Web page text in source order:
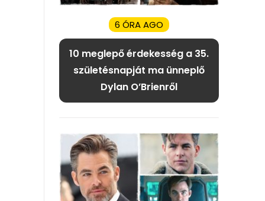
6 ÓRA AGO
10 meglepő érdekesség a 35.
születésnapját ma ünneplő
Dylan O’Brienről